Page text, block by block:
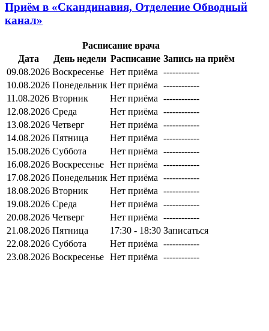
Приём в «Скандинавия, Отделение Обводный
канал»
Расписание врача
Дата
День недели Расписание Запись на приём
09.08.2026 Воскресенье Нет приёма ------------
10.08.2026 Понедельник Нет приёма ------------
11.08.2026 Вторник Нет приёма ------------
12.08.2026 Среда Нет приёма ------------
13.08.2026 Четверг Нет приёма ------------
14.08.2026 Пятница Нет приёма ------------
15.08.2026 Суббота Нет приёма ------------
16.08.2026 Воскресенье Нет приёма ------------
17.08.2026 Понедельник Нет приёма ------------
18.08.2026 Вторник Нет приёма ------------
19.08.2026 Среда Нет приёма ------------
20.08.2026 Четверг Нет приёма ------------
21.08.2026 Пятница 17:30 - 18:30 Записаться
22.08.2026 Суббота Нет приёма ------------
23.08.2026 Воскресенье Нет приёма ------------